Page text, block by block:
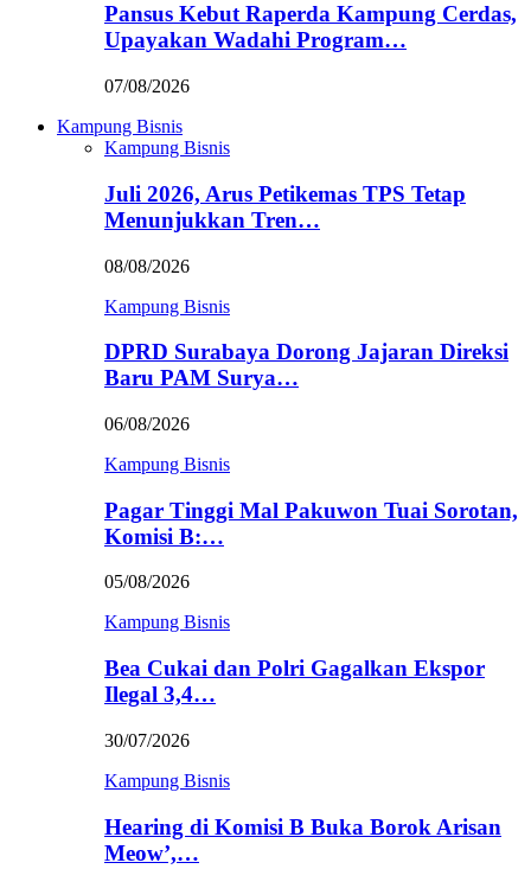
Pansus Kebut Raperda Kampung Cerdas,
Upayakan Wadahi Program…
07/08/2026
Kampung Bisnis
Kampung Bisnis
Juli 2026, Arus Petikemas TPS Tetap
Menunjukkan Tren…
08/08/2026
Kampung Bisnis
DPRD Surabaya Dorong Jajaran Direksi
Baru PAM Surya…
06/08/2026
Kampung Bisnis
Pagar Tinggi Mal Pakuwon Tuai Sorotan,
Komisi B:…
05/08/2026
Kampung Bisnis
Bea Cukai dan Polri Gagalkan Ekspor
Ilegal 3,4…
30/07/2026
Kampung Bisnis
Hearing di Komisi B Buka Borok Arisan
Meow’,…